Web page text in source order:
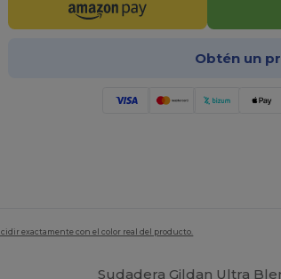
Obtén un
exactamente con el color real del producto.
Sudadera Gildan Ultra